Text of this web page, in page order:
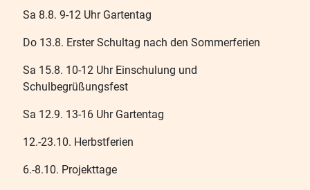
Sa 8.8. 9-12 Uhr Gartentag
Do 13.8. Erster Schultag nach den Sommerferien
Sa 15.8. 10-12 Uhr Einschulung und
Schulbegrüßungsfest
Sa 12.9. 13-16 Uhr Gartentag
12.-23.10. Herbstferien
6.-8.10. Projekttage